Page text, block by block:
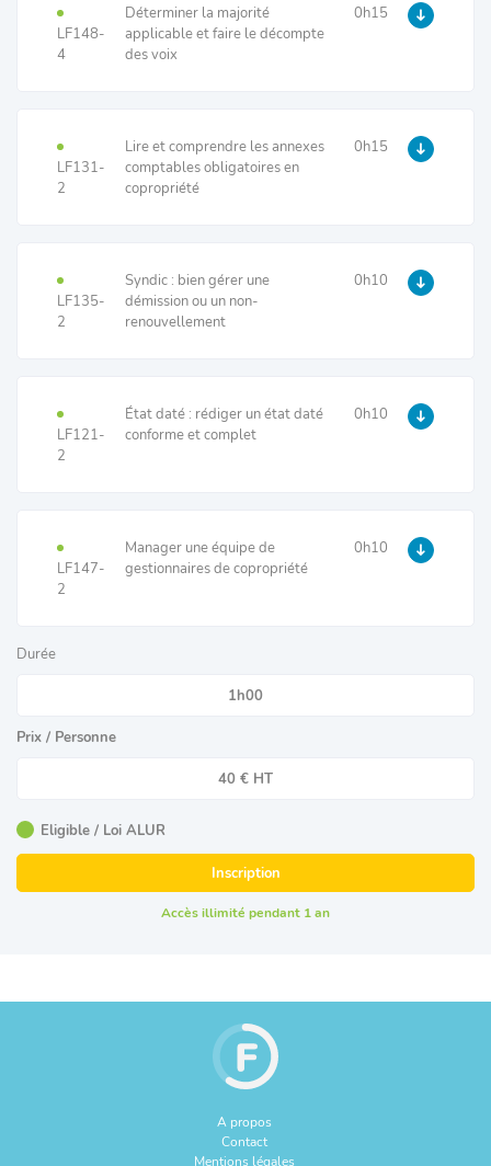
LF148-
4
Déterminer la majorité
applicable et faire le décompte
des voix
0h15
LF131-
2
Lire et comprendre les annexes
comptables obligatoires en
copropriété
0h15
LF135-
2
Syndic : bien gérer une
démission ou un non-
renouvellement
0h10
LF121-
2
État daté : rédiger un état daté
conforme et complet
0h10
LF147-
2
Manager une équipe de
gestionnaires de copropriété
0h10
Durée
1h00
Prix / Personne
40 € HT
Eligible / Loi ALUR
Inscription
Accès illimité pendant 1 an
A propos
Contact
Mentions légales